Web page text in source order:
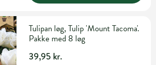
Tulipan løg, Tulip 'Mount Tacoma'.
Pakke med 8 løg
39,95 kr.